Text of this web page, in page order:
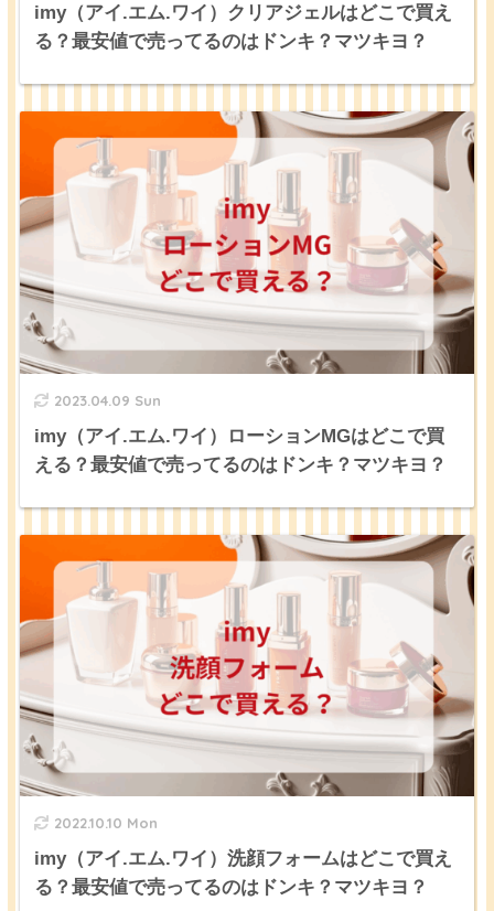
imy（アイ.エム.ワイ）クリアジェルはどこで買え
る？最安値で売ってるのはドンキ？マツキヨ？
2023.04.09 Sun
imy（アイ.エム.ワイ）ローションMGはどこで買
える？最安値で売ってるのはドンキ？マツキヨ？
2022.10.10 Mon
imy（アイ.エム.ワイ）洗顔フォームはどこで買え
る？最安値で売ってるのはドンキ？マツキヨ？